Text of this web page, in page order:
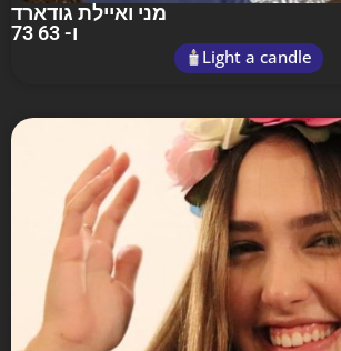
מני ואיילת גודארד
73 ו- 63
Light a candle